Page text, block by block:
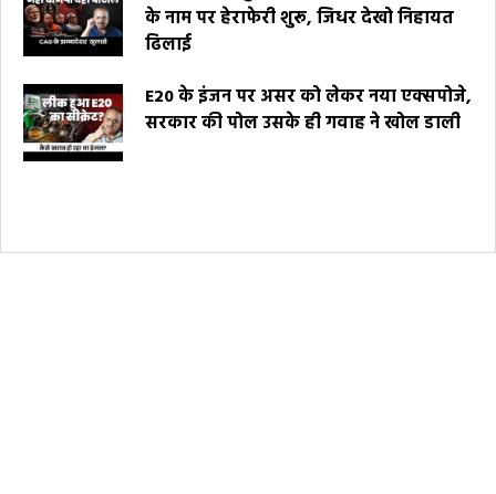
के नाम पर हेराफेरी शुरू, जिधर देखो निहायत
ढिलाई
E20 के इंजन पर असर को लेकर नया एक्सपोजे,
सरकार की पोल उसके ही गवाह ने खोल डाली